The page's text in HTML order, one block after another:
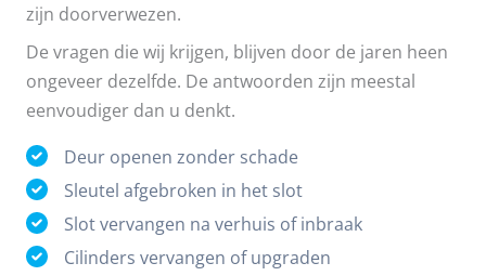
zijn doorverwezen.
De vragen die wij krijgen, blijven door de jaren heen
ongeveer dezelfde. De antwoorden zijn meestal
eenvoudiger dan u denkt.
Deur openen zonder schade
Sleutel afgebroken in het slot
Slot vervangen na verhuis of inbraak
Cilinders vervangen of upgraden